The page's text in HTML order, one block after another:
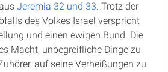
Jeremia 32 und 33. Trotz der
des Volkes Israel verspricht
und einen ewigen Bund. Die
Macht, unbegreifliche Dinge zu
auf seine Verheißungen zu